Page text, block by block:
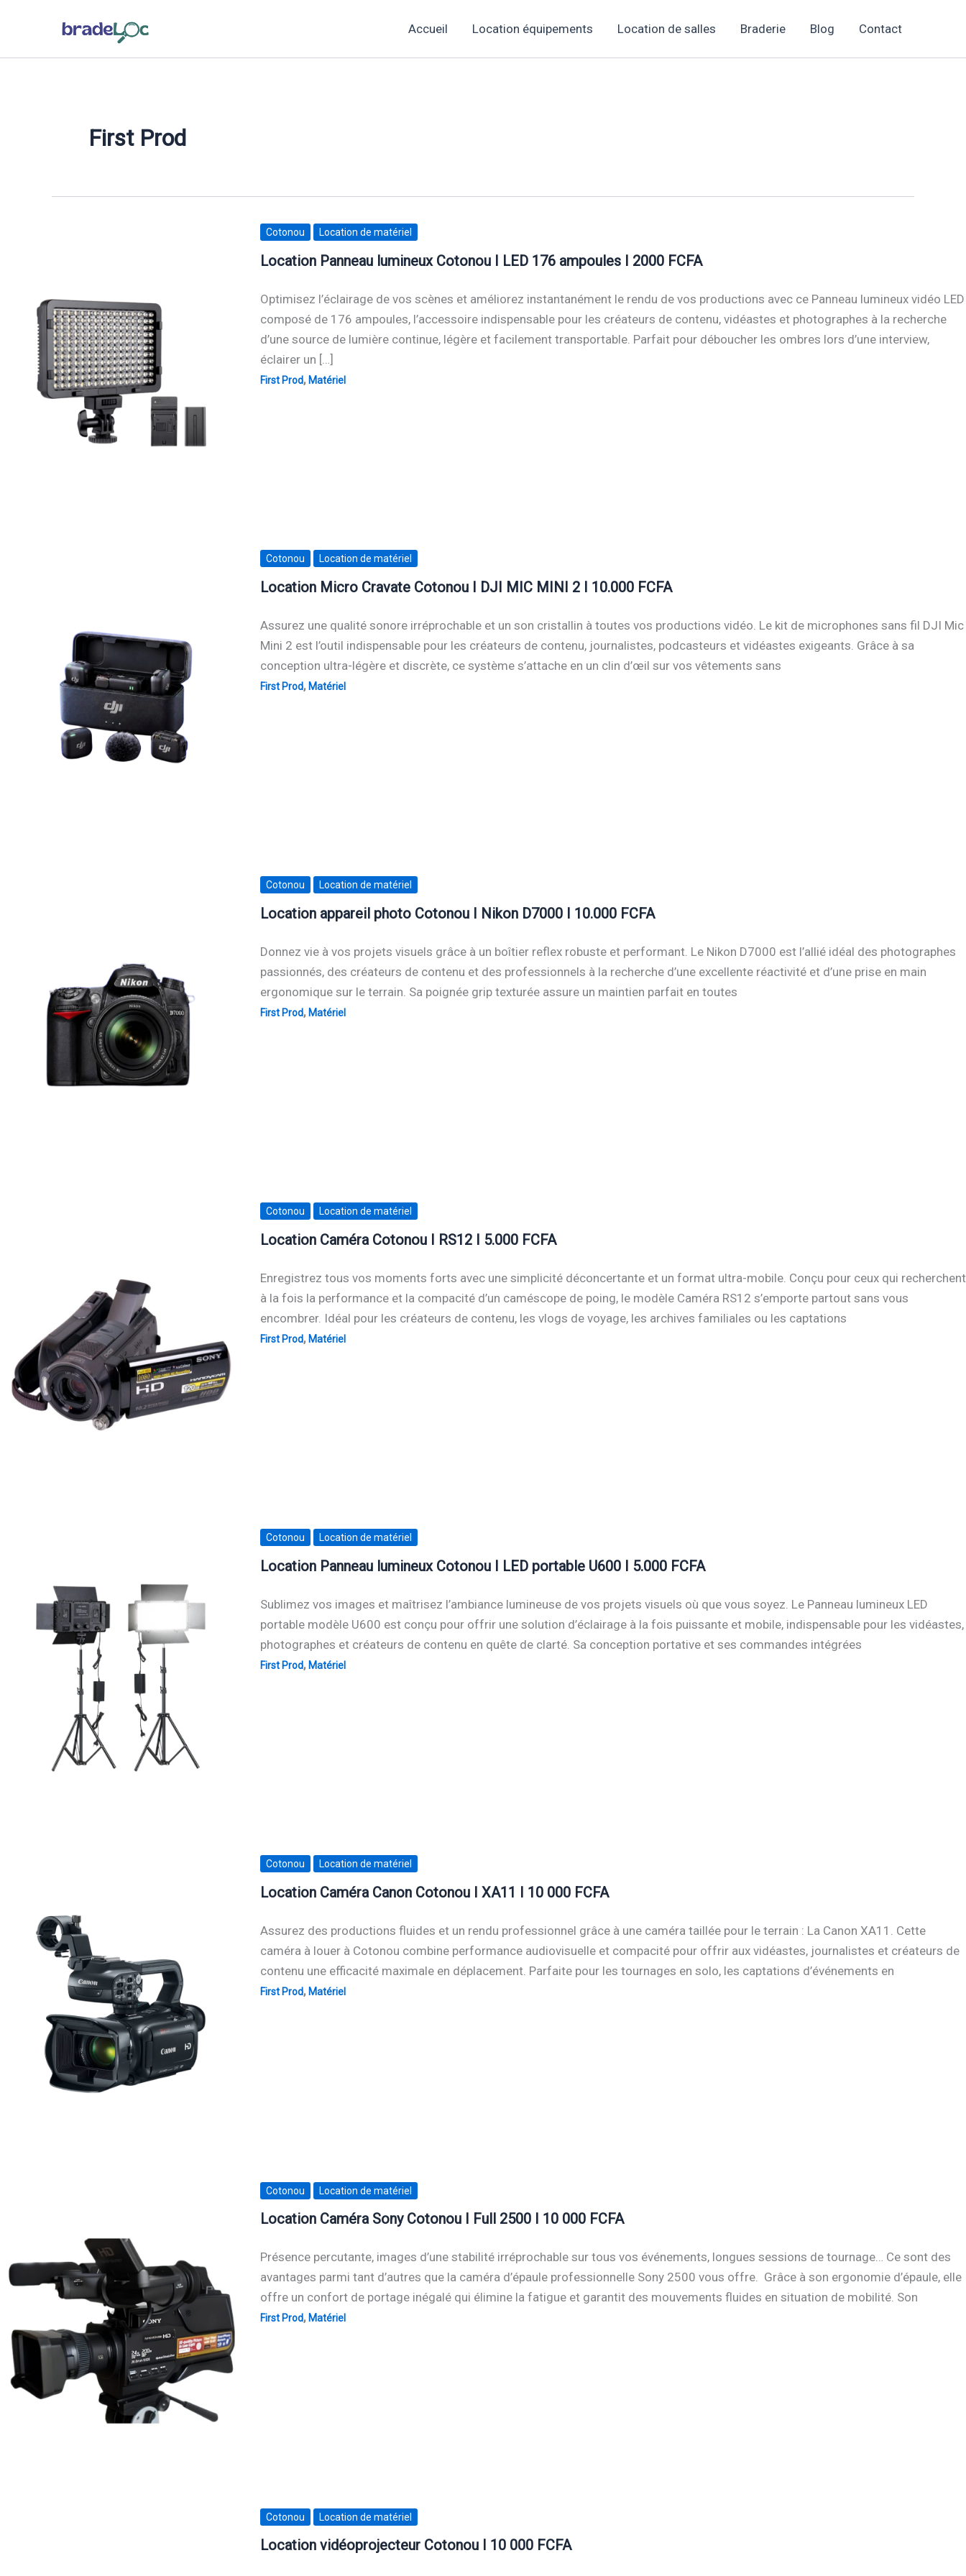
Accueil Location équipements Location de salles Braderie Blog Contact
First Prod
Cotonou Location de matériel
Location Panneau lumineux Cotonou I LED 176 ampoules I 2000 FCFA
Optimisez l’éclairage de vos scènes et améliorez instantanément le rendu de vos productions avec ce Panneau lumineux vidéo LED
composé de 176 ampoules, l’accessoire indispensable pour les créateurs de contenu, vidéastes et photographes à la recherche
d’une source de lumière continue, légère et facilement transportable. Parfait pour déboucher les ombres lors d’une interview,
éclairer un […]
First Prod,Matériel
Cotonou Location de matériel
Location Micro Cravate Cotonou I DJI MIC MINI 2 I 10.000 FCFA
Assurez une qualité sonore irréprochable et un son cristallin à toutes vos productions vidéo. Le kit de microphones sans fil DJI Mic
Mini 2 est l’outil indispensable pour les créateurs de contenu, journalistes, podcasteurs et vidéastes exigeants. Grâce à sa
conception ultra-légère et discrète, ce système s’attache en un clin d’œil sur vos vêtements sans
First Prod, Matériel
Cotonou Location de matériel
Location appareil photo Cotonou I Nikon D7000 I 10.000 FCFA
Donnez vie à vos projets visuels grâce à un boîtier reflex robuste et performant. Le Nikon D7000 est l’allié idéal des photographes
passionnés, des créateurs de contenu et des professionnels à la recherche d’une excellente réactivité et d’une prise en main
ergonomique sur le terrain. Sa poignée grip texturée assure un maintien parfait en toutes
First Prod, Matériel
Cotonou Location de matériel
Location Caméra Cotonou I RS12 I 5.000 FCFA
Enregistrez tous vos moments forts avec une simplicité déconcertante et un format ultra-mobile. Conçu pour ceux qui recherchent
à la fois la performance et la compacité d’un caméscope de poing, le modèle Caméra RS12 s’emporte partout sans vous
encombrer. Idéal pour les créateurs de contenu, les vlogs de voyage, les archives familiales ou les captations
First Prod, Matériel
Cotonou Location de matériel
Location Panneau lumineux Cotonou I LED portable U600 I 5.000 FCFA
Sublimez vos images et maîtrisez l’ambiance lumineuse de vos projets visuels où que vous soyez. Le Panneau lumineux LED
portable modèle U600 est conçu pour offrir une solution d’éclairage à la fois puissante et mobile, indispensable pour les vidéastes,
photographes et créateurs de contenu en quête de clarté. Sa conception portative et ses commandes intégrées
First Prod, Matériel
Cotonou Location de matériel
Location Caméra Canon Cotonou I XA11 I 10 000 FCFA
Assurez des productions fluides et un rendu professionnel grâce à une caméra taillée pour le terrain : La Canon XA11. Cette
caméra à louer à Cotonou combine performance audiovisuelle et compacité pour offrir aux vidéastes, journalistes et créateurs de
contenu une efficacité maximale en déplacement. Parfaite pour les tournages en solo, les captations d’événements en
First Prod, Matériel
Cotonou Location de matériel
Location Caméra Sony Cotonou I Full 2500 I 10 000 FCFA
Présence percutante, images d’une stabilité irréprochable sur tous vos événements, longues sessions de tournage… Ce sont des
avantages parmi tant d’autres que la caméra d’épaule professionnelle Sony 2500 vous offre. Grâce à son ergonomie d’épaule, elle
offre un confort de portage inégalé qui élimine la fatigue et garantit des mouvements fluides en situation de mobilité. Son
First Prod, Matériel
Cotonou Location de matériel
Location vidéoprojecteur Cotonou I 10 000 FCFA